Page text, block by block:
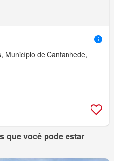
Município de Cantanhede,
que você pode estar